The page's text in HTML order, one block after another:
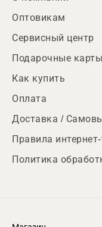
Оптовикам
Сервисный центр
Подарочные карты
Как купить
Оплата
Доставка /
Правила
Политика